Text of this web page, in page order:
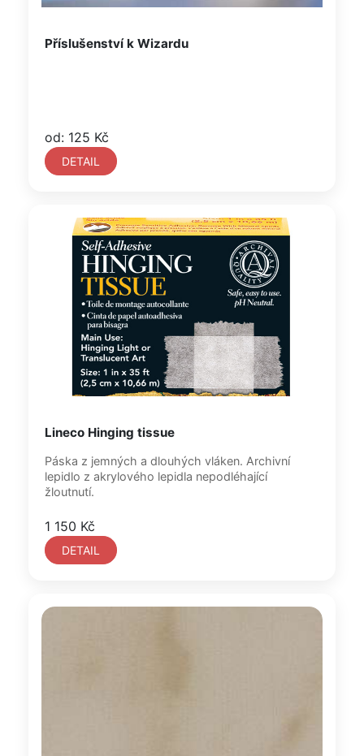
Příslušenství k Wizardu
od: 125 Kč
DETAIL
Lineco Hinging tissue
Páska z jemných a dlouhých vláken. Archivní
lepidlo z akrylového lepidla nepodléhající
žloutnutí.
1 150 Kč
DETAIL